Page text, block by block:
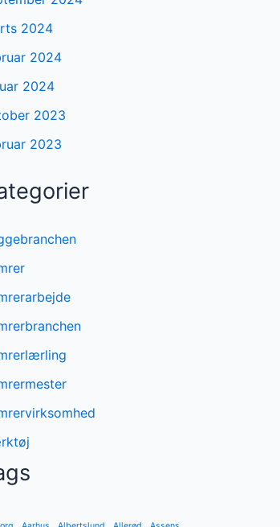
2024
2024
2024
2023
2023